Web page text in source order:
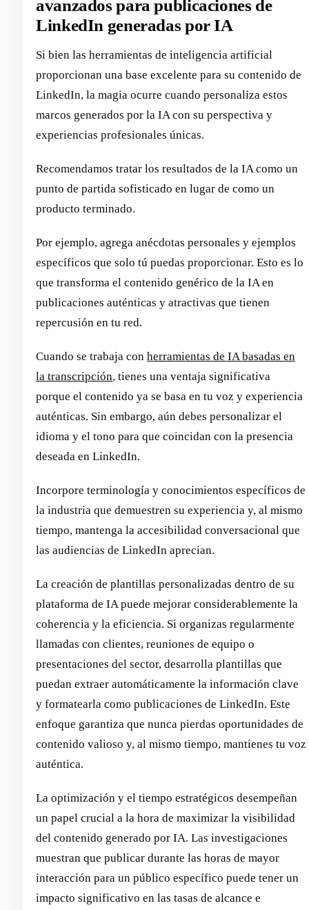
avanzados para publicaciones de
LinkedIn generadas por IA
Si bien las herramientas de inteligencia artificial
proporcionan una base excelente para su contenido de
LinkedIn, la magia ocurre cuando personaliza estos
marcos generados por la IA con su perspectiva y
experiencias profesionales únicas.
Recomendamos tratar los resultados de la IA como un
punto de partida sofisticado en lugar de como un
producto terminado.
Por ejemplo, agrega anécdotas personales y ejemplos
específicos que solo tú puedas proporcionar. Esto es lo
que transforma el contenido genérico de la IA en
publicaciones auténticas y atractivas que tienen
repercusión en tu red.
Cuando se trabaja con herramientas de IA basadas en
la transcripción, tienes una ventaja significativa
porque el contenido ya se basa en tu voz y experiencia
auténticas. Sin embargo, aún debes personalizar el
idioma y el tono para que coincidan con la presencia
deseada en LinkedIn.
Incorpore terminología y conocimientos específicos de
la industria que demuestren su experiencia y, al mismo
tiempo, mantenga la accesibilidad conversacional que
las audiencias de LinkedIn aprecian.
La creación de plantillas personalizadas dentro de su
plataforma de IA puede mejorar considerablemente la
coherencia y la eficiencia. Si organizas regularmente
llamadas con clientes, reuniones de equipo o
presentaciones del sector, desarrolla plantillas que
puedan extraer automáticamente la información clave
y formatearla como publicaciones de LinkedIn. Este
enfoque garantiza que nunca pierdas oportunidades de
contenido valioso y, al mismo tiempo, mantienes tu voz
auténtica.
La optimización y el tiempo estratégicos desempeñan
un papel crucial a la hora de maximizar la visibilidad
del contenido generado por IA. Las investigaciones
muestran que publicar durante las horas de mayor
interacción para un público específico puede tener un
impacto significativo en las tasas de alcance e